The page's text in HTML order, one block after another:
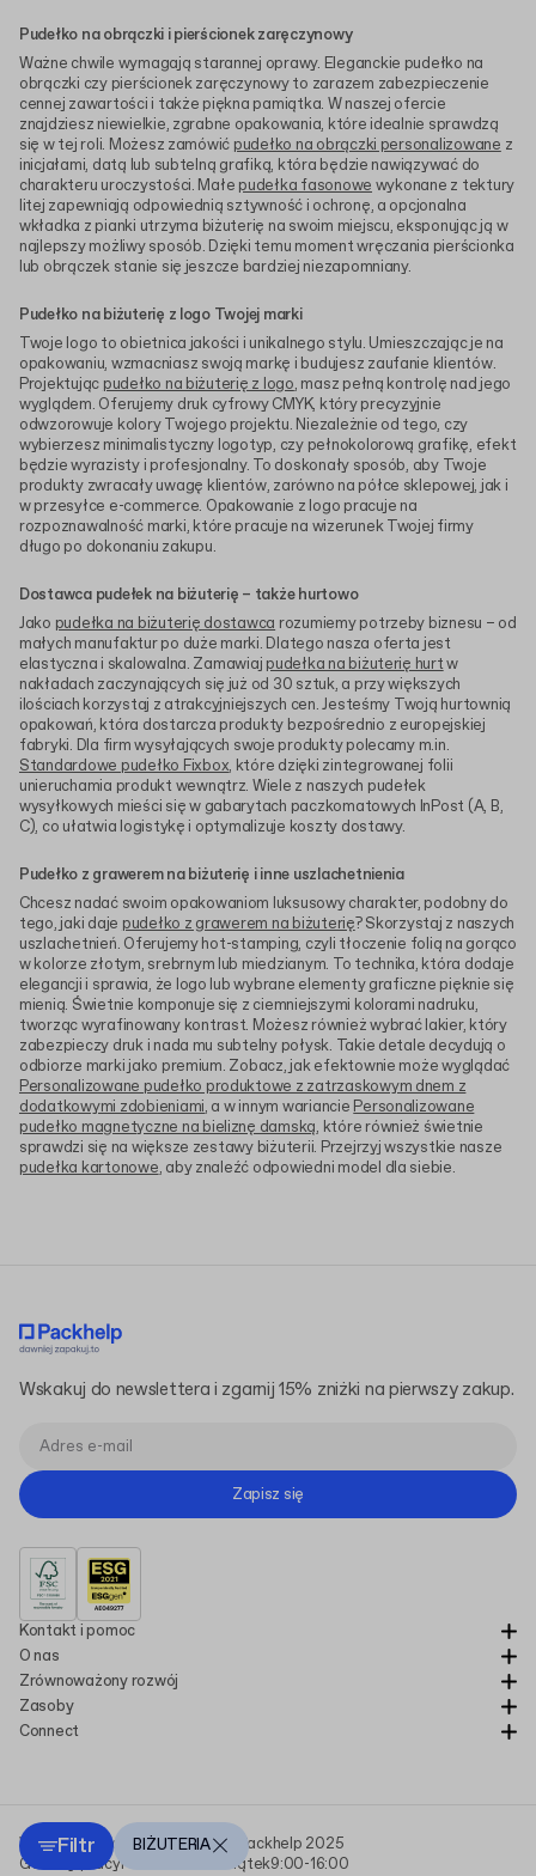
Filtr BIŻUTERIA
Pudełko na obrączki i pierścionek zaręczynowy
Ważne chwile wymagają starannej oprawy. Eleganckie pudełko na
obrączki czy pierścionek zaręczynowy to zarazem zabezpieczenie
cennej zawartości i także piękna pamiątka. W naszej ofercie
znajdziesz niewielkie, zgrabne opakowania, które idealnie sprawdzą
się w tej roli. Możesz zamówić pudełko na obrączki personalizowane z
inicjałami, datą lub subtelną grafiką, która będzie nawiązywać do
charakteru uroczystości. Małe pudełka fasonowe wykonane z tektury
litej zapewniają odpowiednią sztywność i ochronę, a opcjonalna
wkładka z pianki utrzyma biżuterię na swoim miejscu, eksponując ją w
najlepszy możliwy sposób. Dzięki temu moment wręczania pierścionka
lub obrączek stanie się jeszcze bardziej niezapomniany.
Pudełko na biżuterię z logo Twojej marki
Twoje logo to obietnica jakości i unikalnego stylu. Umieszczając je na
opakowaniu, wzmacniasz swoją markę i budujesz zaufanie klientów.
Projektując pudełko na biżuterię z logo, masz pełną kontrolę nad jego
wyglądem. Oferujemy druk cyfrowy CMYK, który precyzyjnie
odwzorowuje kolory Twojego projektu. Niezależnie od tego, czy
wybierzesz minimalistyczny logotyp, czy pełnokolorową grafikę, efekt
będzie wyrazisty i profesjonalny. To doskonały sposób, aby Twoje
produkty zwracały uwagę klientów, zarówno na półce sklepowej, jak i
w przesyłce e-commerce. Opakowanie z logo pracuje na
rozpoznawalność marki, które pracuje na wizerunek Twojej firmy
długo po dokonaniu zakupu.
Dostawca pudełek na biżuterię – także hurtowo
Jako pudełka na biżuterię dostawca rozumiemy potrzeby biznesu – od
małych manufaktur po duże marki. Dlatego nasza oferta jest
elastyczna i skalowalna. Zamawiaj pudełka na biżuterię hurtw
nakładach zaczynających się już od 30 sztuk, a przy większych
ilościach korzystaj z atrakcyjniejszych cen. Jesteśmy Twoją hurtownią
opakowań, która dostarcza produkty bezpośrednio z europejskiej
fabryki. Dla firm wysyłających swoje produkty polecamy m.in.
Standardowe pudełko Fixbox, które dzięki zintegrowanej folii
unieruchamia produkt wewnątrz. Wiele z naszych pudełek
wysyłkowych mieści się w gabarytach paczkomatowych InPost (A, B,
C), co ułatwia logistykę i optymalizuje koszty dostawy.
Pudełko z grawerem na biżuterię i inne uszlachetnienia
Chcesz nadać swoim opakowaniom luksusowy charakter, podobny do
tego, jaki daje pudełko z grawerem na biżuterię? Skorzystaj z naszych
uszlachetnień. Oferujemy hot-stamping, czyli tłoczenie folią na gorąco
w kolorze złotym, srebrnym lub miedzianym. To technika, która dodaje
elegancji i sprawia, że logo lub wybrane elementy graficzne pięknie się
mienią. Świetnie komponuje się z ciemniejszymi kolorami nadruku,
tworząc wyrafinowany kontrast. Możesz również wybrać lakier, który
zabezpieczy druk i nada mu subtelny połysk. Takie detale decydują o
odbiorze marki jako premium. Zobacz, jak efektownie może wyglądać
Personalizowane pudełko produktowe z zatrzaskowym dnem z
dodatkowymi zdobieniami, a w innym wariancie Personalizowane
pudełko magnetyczne na bieliznę damską, które również świetnie
sprawdzi się na większe zestawy biżuterii. Przejrzyj wszystkie nasze
pudełka kartonowe, aby znaleźć odpowiedni model dla siebie.
Kontakt i pomoc
O nas
Zrównoważony rozwój
Zasoby
Connect
Wskakuj do newslettera i zgarnij 15% zniżki na pierwszy zakup.
Zapisz się
Wszystkie prawa zastrzeżone Packhelp 2025
Godziny pracyPoniedziałek - Piątek9:00-16:00